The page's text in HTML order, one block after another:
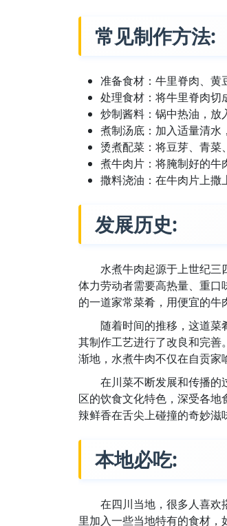
常见制作方法:
准备食材：牛里脊肉、黄
处理食材：将牛里脊肉切
炒制酱料：锅中热油，放
煮制汤底：加入适量清水
烫煮配菜：将豆芽、青菜
煮牛肉片：将腌制好的牛
撒料浇油：在牛肉片上撒
发展历史:
水煮牛肉起源于上世纪三
体力劳动者需要高热量、重
的一道家常菜肴，用便宜的牛
随着时间的推移，这道菜
其制作工艺进行了改良和完
渐地，水煮牛肉不仅在自贡家
在川菜不断发展和传播的
区的饮食文化特色，深受各
辣鲜香在舌尖上碰撞的奇妙滋
本地必吃:
在四川当地，很多人喜欢
里加入一些当地特有的食材，